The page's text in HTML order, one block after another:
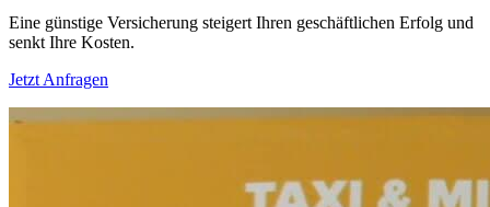
Eine günstige Versicherung steigert Ihren geschäftlichen Erfolg und
senkt Ihre Kosten.
Jetzt Anfragen